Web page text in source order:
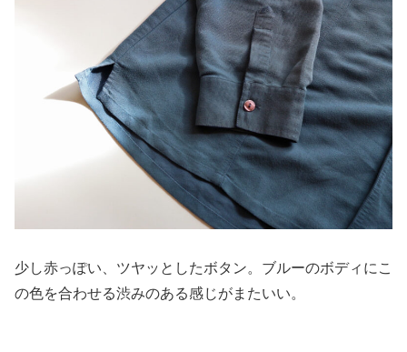
少し赤っぽい、ツヤッとしたボタン。ブルーのボディにこ
の色を合わせる渋みのある感じがまたいい。